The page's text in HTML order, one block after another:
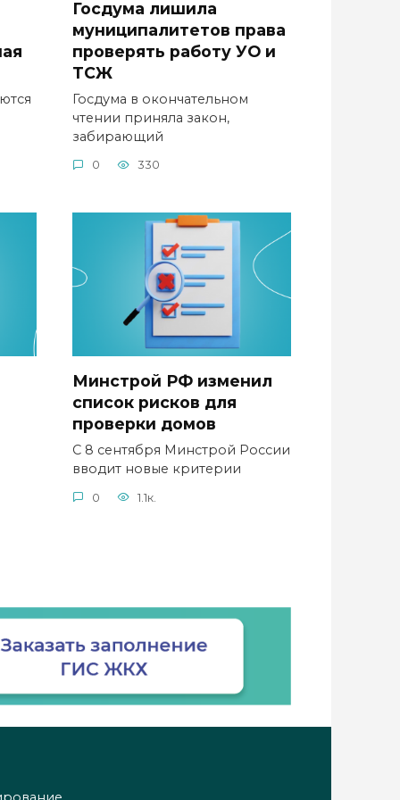
Госдума лишила
муниципалитетов права
проверять работу УО и
ТСЖ
Госдума в окончательном
чтении приняла закон,
забирающий
0 330
Минстрой РФ изменил
список рисков для
проверки домов
С 8 сентября Минстрой России
вводит новые критерии
0 1.1к.